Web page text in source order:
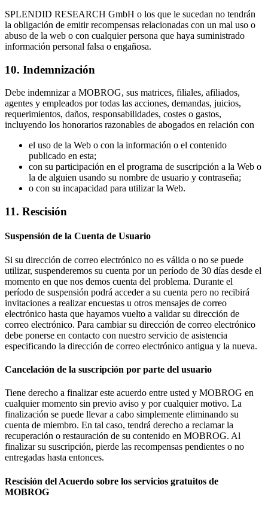
SPLENDID RESEARCH GmbH o los que le sucedan no tendrán
la obligación de emitir recompensas relacionadas con un mal uso o
abuso de la web o con cualquier persona que haya suministrado
información personal falsa o engañosa.
10. Indemnización
Debe indemnizar a MOBROG, sus matrices, filiales, afiliados,
agentes y empleados por todas las acciones, demandas, juicios,
requerimientos, daños, responsabilidades, costes o gastos,
incluyendo los honorarios razonables de abogados en relación con
el uso de la Web o con la información o el contenido
publicado en esta;
con su participación en el programa de suscripción a la Web o
la de alguien usando su nombre de usuario y contraseña;
o con su incapacidad para utilizar la Web.
11. Rescisión
Suspensión de la Cuenta de Usuario
Si su dirección de correo electrónico no es válida o no se puede
utilizar, suspenderemos su cuenta por un período de 30 días desde el
momento en que nos demos cuenta del problema. Durante el
período de suspensión podrá acceder a su cuenta pero no recibirá
invitaciones a realizar encuestas u otros mensajes de correo
electrónico hasta que hayamos vuelto a validar su dirección de
correo electrónico. Para cambiar su dirección de correo electrónico
debe ponerse en contacto con nuestro servicio de asistencia
especificando la dirección de correo electrónico antigua y la nueva.
Cancelación de la suscripción por parte del usuario
Tiene derecho a finalizar este acuerdo entre usted y MOBROG en
cualquier momento sin previo aviso y por cualquier motivo. La
finalización se puede llevar a cabo simplemente eliminando su
cuenta de miembro. En tal caso, tendrá derecho a reclamar la
recuperación o restauración de su contenido en MOBROG. Al
finalizar su suscripción, pierde las recompensas pendientes o no
entregadas hasta entonces.
Rescisión del Acuerdo sobre los servicios gratuitos de
MOBROG